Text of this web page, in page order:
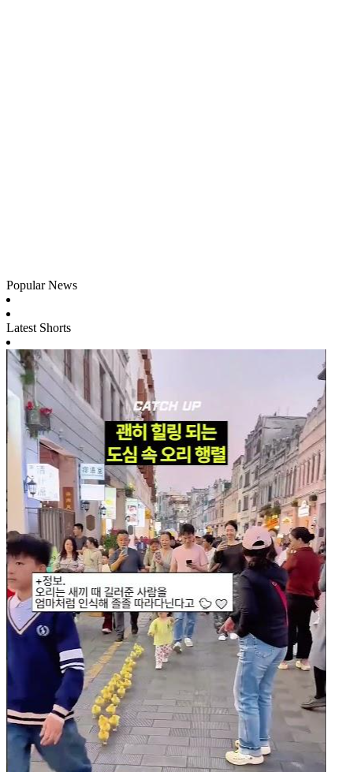
Popular News
Latest Shorts